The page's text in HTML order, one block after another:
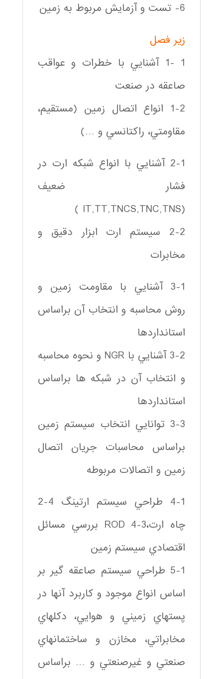
6- تست و آزمايش مربوط به زمين
زير فصل
1 -1 آشنايي با خطرات و عواقب
صاعقه در صنعت
1-2 انواع اتصال زمين (مستقيم،
مقاومتي، راكتانسي و …)
2-1 آشنايي با انواع شبكه ارت در
فشار ضعيف
(IT,TT,TNCS,TNC,TNS )
2-2 سيستم ارت ابزار دقيق و
مخابرات
3-1 آشنايي با مقاومت زمين و
روش محاسبه و انتخاب آن براساس
استانداردها
3-2 آشنايي با NGR و نحوه محاسبه
و انتخاب آن در شبكه ها براساس
استانداردها
3-3 توانايي انتخاب سيستم زمين
براساس محاسبات جريان اتصال
زمين و اتصالات مربوطه
4-1 طراحي سيستم ارتينگ 4-2
چاه ارت،ROD 4-3 بررسي مسائل
اقتصادي سيستم زمين
5-1 طراحي سيستم صاعقه گير بر
اساس انواع موجود و كاربرد آنها در
پستهاي زميني و هوايي، دكلهاي
مخابراتي، مخازن و ساختمانهاي
صنعتي و غيرصنعتي و … براساس